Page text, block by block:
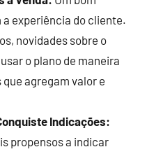
experiência do cliente.
novidades sobre o
o plano de maneira
agregam valor e
Indicações:
propensos a indicar